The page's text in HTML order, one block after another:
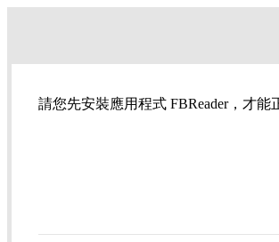
請您先安裝應用程式 FBReader，才能